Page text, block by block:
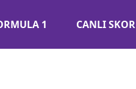
1 CANLI SKOR